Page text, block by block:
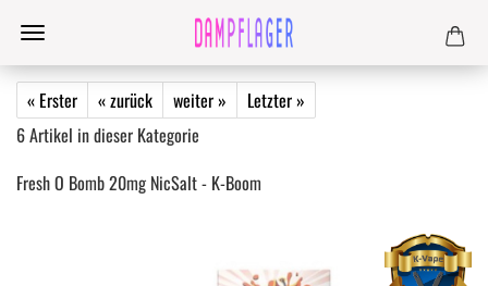
« Erster « zurück weiter »
Letzter »
6Artikel in dieser Kategorie
Fresh O Bomb 20mg NicSalt - K-Boom